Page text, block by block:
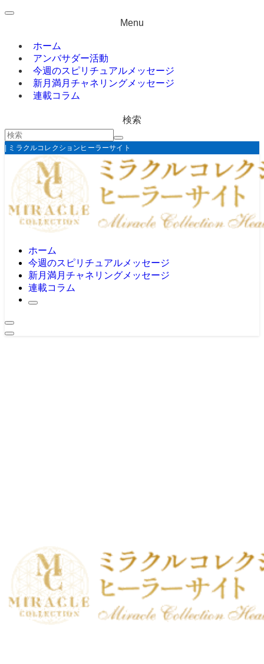
Menu
ホーム
アンバサダー活動
今週のスピリチュアルメッセージ
新月満月チャネリングメッセージ
連載コラム
検索
| ミラクルコレクションヒーラーサイト
ホーム
今週のスピリチュアルメッセージ
新月満月チャネリングメッセージ
連載コラム